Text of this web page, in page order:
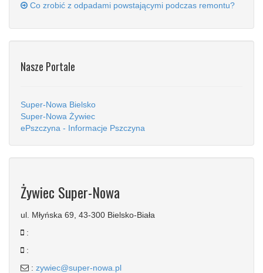
Co zrobić z odpadami powstającymi podczas remontu?
Nasze Portale
Super-Nowa Bielsko
Super-Nowa Żywiec
ePszczyna - Informacje Pszczyna
Żywiec Super-Nowa
ul. Młyńska 69, 43-300 Bielsko-Biała
:
:
: zywiec@super-nowa.pl